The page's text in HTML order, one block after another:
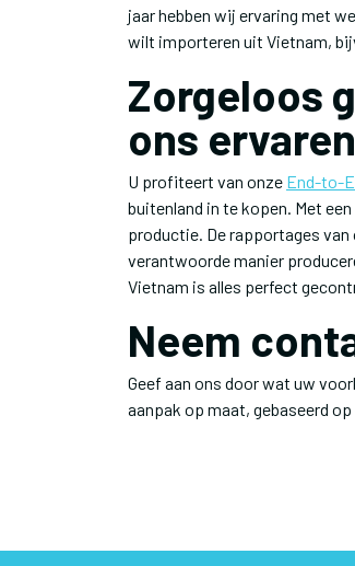
jaar hebben wij ervaring met
wilt importeren uit Vietnam,
Zorgeloos
ons
U profiteert van onze End-to-
buitenland in te kopen. Met
productie. De rapportages
verantwoorde manier
Vietnam is alles perfect
Neem
Geef aan ons door wat uw
aanpak op maat, gebaseerd